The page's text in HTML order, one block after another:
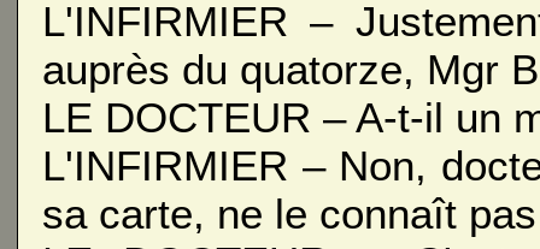
L'INFIRMIER –
auprès du quatorze, Mgr
LE DOCTEUR – A-t-il un
L'INFIRMIER – Non,
sa carte, ne le connaît